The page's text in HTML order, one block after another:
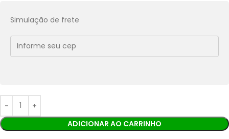
Ao finalizar sua compra você receberá os detalhes para
realizar o pagamento.
Simulação de frete
ADICIONAR AO CARRINHO